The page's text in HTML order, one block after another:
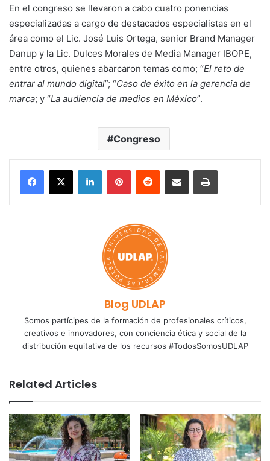
En el congreso se llevaron a cabo cuatro ponencias
especializadas a cargo de destacados especialistas en el
área como el Lic. José Luis Ortega, senior Brand Manager
Danup y la Lic. Dulces Morales de Media Manager IBOPE,
entre otros, quienes abarcaron temas como; “El reto de
entrar al mundo digital”; “Caso de éxito en la gerencia de
marca; y “La audiencia de medios en México”.
Congreso
LinkedInPinterestReddit Share via Email Print
Blog UDLAP
Somos partícipes de la formación de profesionales críticos,
creativos e innovadores, con conciencia ética y social de la
distribución equitativa de los recursos #TodosSomosUDLAP
Related Articles